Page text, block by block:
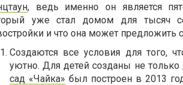
, ведь именно он является
уже стал домом для тысяч
и что она может
Создаются все условия для того,
уютно. Для детей созданы не
сад «Чайка» был построен в 2013